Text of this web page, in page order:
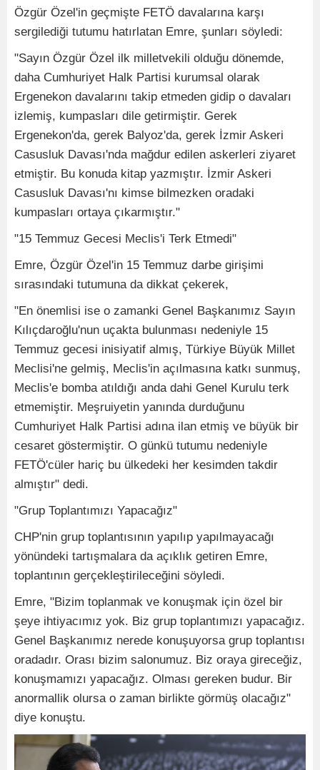
Özgür Özel'in geçmişte FETÖ davalarına karşı
sergilediği tutumu hatırlatan Emre, şunları söyledi:
"Sayın Özgür Özel ilk milletvekili olduğu dönemde,
daha Cumhuriyet Halk Partisi kurumsal olarak
Ergenekon davalarını takip etmeden gidip o davaları
izlemiş, kumpasları dile getirmiştir. Gerek
Ergenekon'da, gerek Balyoz'da, gerek İzmir Askeri
Casusluk Davası'nda mağdur edilen askerleri ziyaret
etmiştir. Bu konuda kitap yazmıştır. İzmir Askeri
Casusluk Davası'nı kimse bilmezken oradaki
kumpasları ortaya çıkarmıştır."
"15 Temmuz Gecesi Meclis'i Terk Etmedi"
Emre, Özgür Özel'in 15 Temmuz darbe girişimi
sırasındaki tutumuna da dikkat çekerek,
"En önemlisi ise o zamanki Genel Başkanımız Sayın
Kılıçdaroğlu'nun uçakta bulunması nedeniyle 15
Temmuz gecesi inisiyatif almış, Türkiye Büyük Millet
Meclisi'ne gelmiş, Meclis'in açılmasına katkı sunmuş,
Meclis'e bomba atıldığı anda dahi Genel Kurulu terk
etmemiştir. Meşruiyetin yanında durduğunu
Cumhuriyet Halk Partisi adına ilan etmiş ve büyük bir
cesaret göstermiştir. O günkü tutumu nedeniyle
FETÖ'cüler hariç bu ülkedeki her kesimden takdir
almıştır" dedi.
"Grup Toplantımızı Yapacağız"
CHP'nin grup toplantısının yapılıp yapılmayacağı
yönündeki tartışmalara da açıklık getiren Emre,
toplantının gerçekleştirileceğini söyledi.
Emre, "Bizim toplanmak ve konuşmak için özel bir
şeye ihtiyacımız yok. Biz grup toplantımızı yapacağız.
Genel Başkanımız nerede konuşuyorsa grup toplantısı
oradadır. Orası bizim salonumuz. Biz oraya gireceğiz,
konuşmamızı yapacağız. Olması gereken budur. Bir
anormallik olursa o zaman birlikte görmüş olacağız"
diye konuştu.